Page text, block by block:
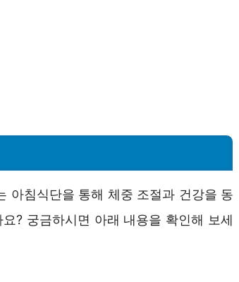
아침식단을 통해 체중 조절과 건강을 동
? 궁금하시면 아래 내용을 확인해 보세